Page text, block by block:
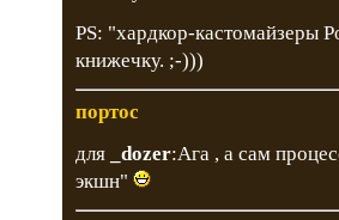
PS: "хардкор-кастомайзеры
книжечку. ;-)))
портос
для
_dozer:Ага , а сам
экшн"